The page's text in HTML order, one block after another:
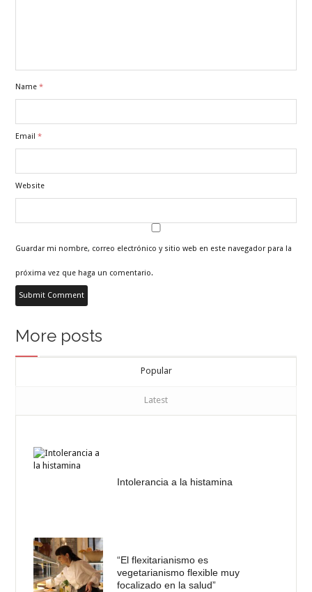
Name*
Email*
Website
Guardar mi nombre, correo electrónico y sitio web en este navegador para la
próxima vez que haga un comentario.
More posts
Popular
Latest
Intolerancia a la histamina
“El flexitarianismo es
vegetarianismo flexible muy
focalizado en la salud”